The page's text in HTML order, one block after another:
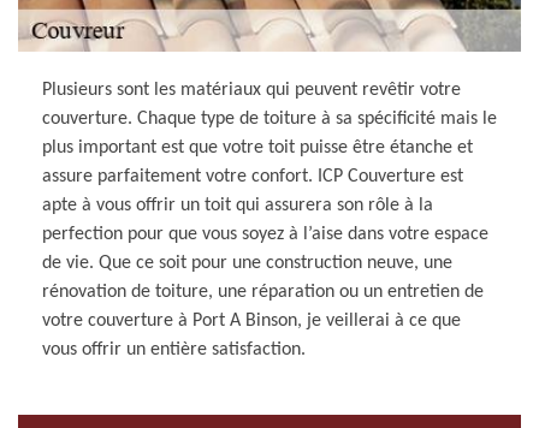
Plusieurs sont les matériaux qui peuvent revêtir votre
couverture. Chaque type de toiture à sa spécificité mais le
plus important est que votre toit puisse être étanche et
assure parfaitement votre confort. ICP Couverture est
apte à vous offrir un toit qui assurera son rôle à la
perfection pour que vous soyez à l’aise dans votre espace
de vie. Que ce soit pour une construction neuve, une
rénovation de toiture, une réparation ou un entretien de
votre couverture à Port A Binson, je veillerai à ce que
vous offrir un entière satisfaction.